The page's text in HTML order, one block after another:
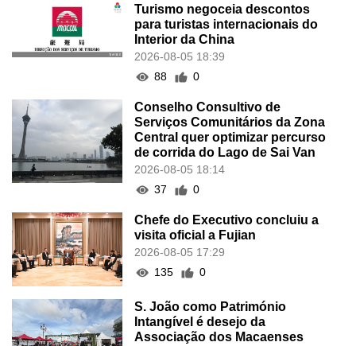
Turismo negoceia descontos
para turistas internacionais do
Interior da China
2026-08-05 18:39
88
0
Conselho Consultivo de
Serviços Comunitários da Zona
Central quer optimizar percurso
de corrida do Lago de Sai Van
2026-08-05 18:14
37
0
Chefe do Executivo concluiu a
visita oficial a Fujian
2026-08-05 17:29
135
0
S. João como Património
Intangível é desejo da
Associação dos Macaenses